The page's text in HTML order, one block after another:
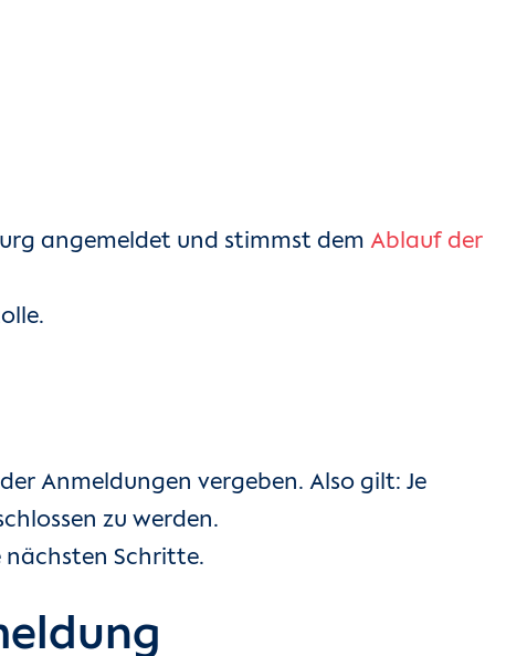
angemeldet und stimmst dem Ablauf der
Anmeldungen vergeben. Also gilt: Je
zu werden.
Schritte.